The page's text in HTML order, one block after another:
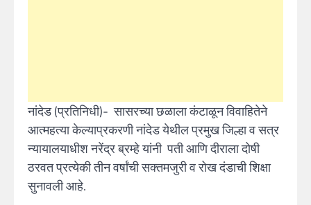
नांदेड (प्रतिनिधी)- सासरच्या छळाला कंटाळून विवाहितेने
आत्महत्या केल्याप्रकरणी नांदेड येथील प्रमुख जिल्हा व सत्र
न्यायालयाधीश नरेंद्र ब्रम्हे यांनी पती आणि दीराला दोषी
ठरवत प्रत्येकी तीन वर्षांची सक्तमजुरी व रोख दंडाची शिक्षा
सुनावली आहे.